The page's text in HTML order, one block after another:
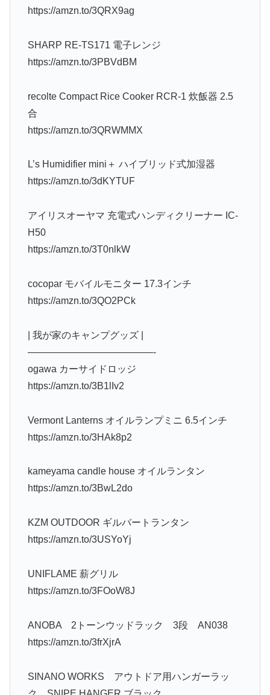
https://amzn.to/3QRX9ag
SHARP RE-TS171 電子レンジ
https://amzn.to/3PBVdBM
recolte Compact Rice Cooker RCR-1 炊飯器 2.5
合
https://amzn.to/3QRWMMX
L’s Humidifier mini＋ ハイブリッド式加湿器
https://amzn.to/3dKYTUF
アイリスオーヤマ 充電式ハンディクリーナー IC-
H50
https://amzn.to/3T0nlkW
cocopar モバイルモニター 17.3インチ
https://amzn.to/3QO2PCk
| 我が家のキャンプグッズ |
—————————————-
ogawa カーサイドロッジ
https://amzn.to/3B1lIv2
Vermont Lanterns オイルランプミニ 6.5インチ
https://amzn.to/3HAk8p2
kameyama candle house オイルランタン
https://amzn.to/3BwL2do
KZM OUTDOOR ギルバートランタン
https://amzn.to/3USYoYj
UNIFLAME 薪グリル
https://amzn.to/3FOoW8J
ANOBA 2トーンウッドラック 3段 AN038
https://amzn.to/3frXjrA
SINANO WORKS アウトドア用ハンガーラッ